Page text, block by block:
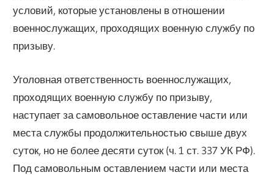
условий, которые установлены в отношении
военнослужащих, проходящих военную службу по
призыву.
Уголовная ответственность военнослужащих,
проходящих военную службу по призыву,
наступает за самовольное оставление части или
места службы продолжительностью свыше двух
суток, но не более десяти суток (ч. 1 ст. 337 УК РФ).
Под самовольным оставлением части или места